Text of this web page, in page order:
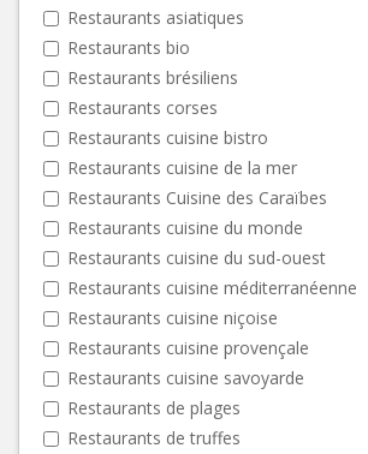
Restaurants asiatiques
Restaurants bio
Restaurants brésiliens
Restaurants corses
Restaurants cuisine bistro
Restaurants cuisine de la mer
Restaurants Cuisine des Caraïbes
Restaurants cuisine du monde
Restaurants cuisine du sud-ouest
Restaurants cuisine méditerranéenne
Restaurants cuisine niçoise
Restaurants cuisine provençale
Restaurants cuisine savoyarde
Restaurants de plages
Restaurants de truffes